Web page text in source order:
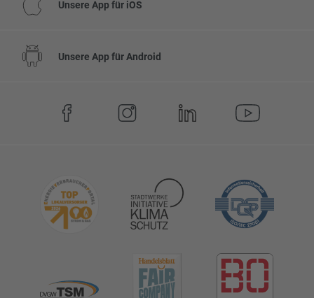
Unsere App für iOS
Unsere App für Android